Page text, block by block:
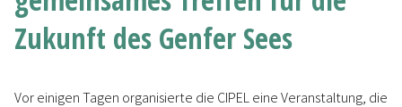
Zukunft des Genfer Sees
Vor einigen Tagen organisierte die CIPEL eine Veranstaltung, die